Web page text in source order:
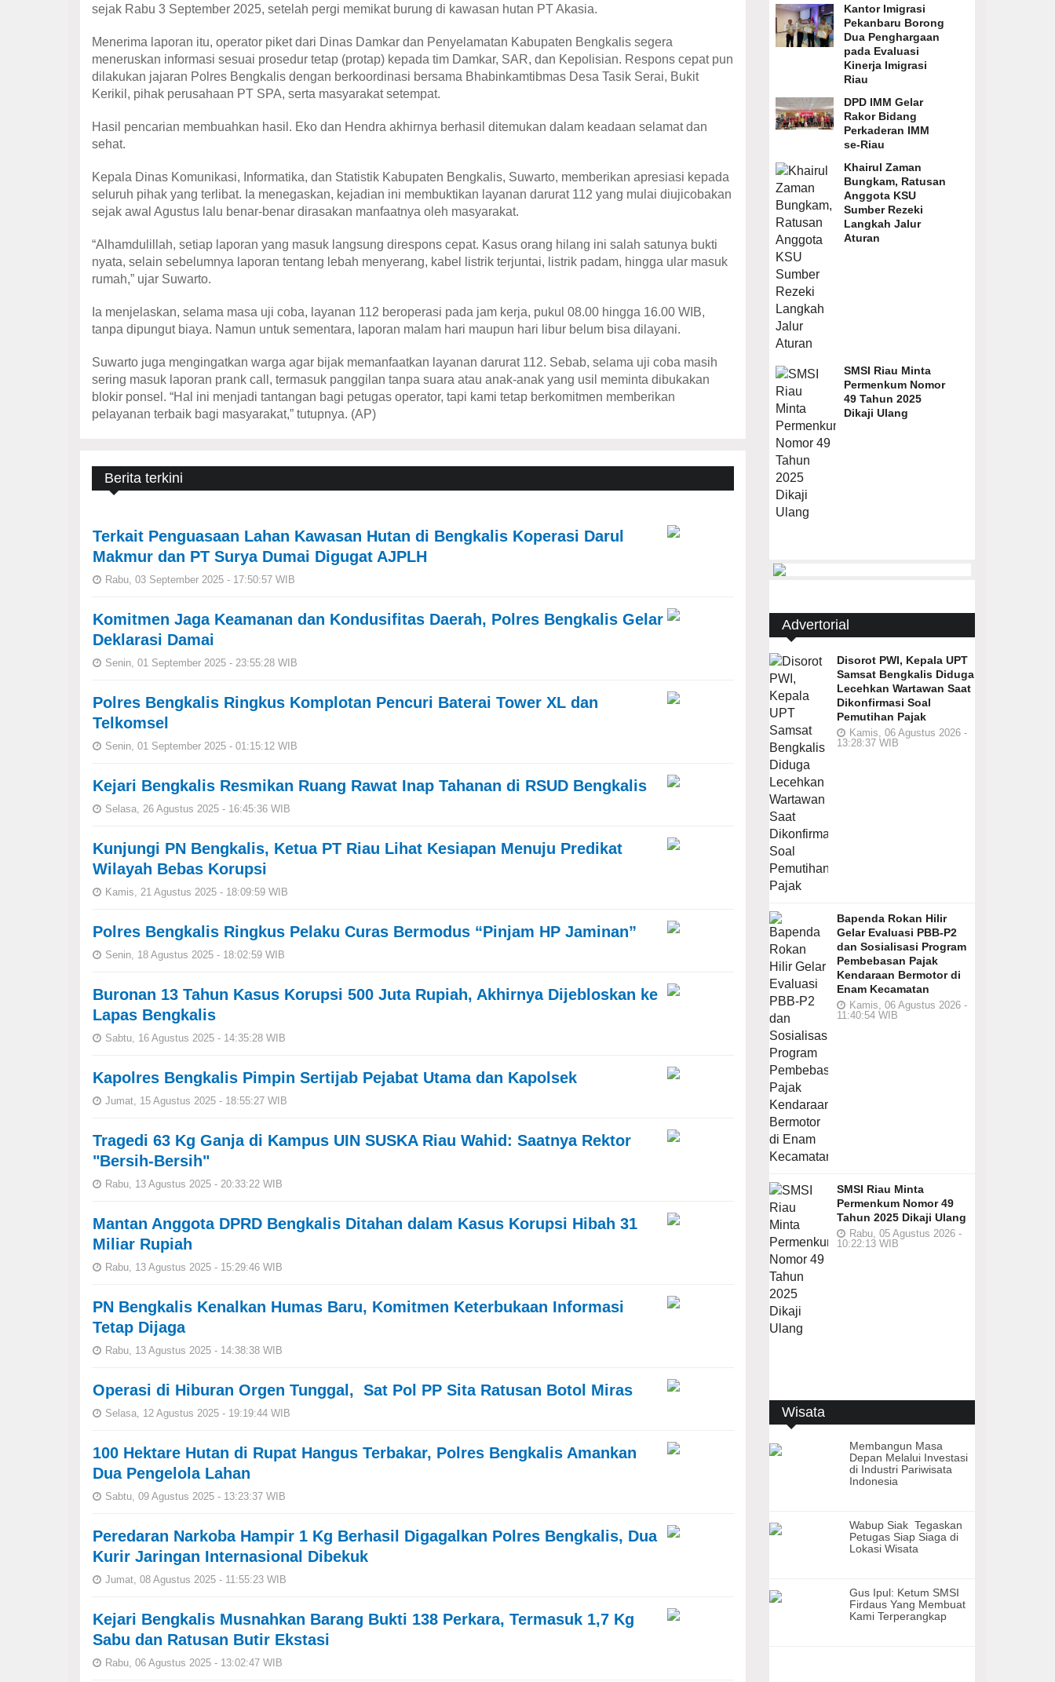
sejak Rabu 3 September 2025, setelah pergi memikat burung di kawasan hutan PT Akasia.
Menerima laporan itu, operator piket dari Dinas Damkar dan Penyelamatan Kabupaten Bengkalis segera
meneruskan informasi sesuai prosedur tetap (protap) kepada tim Damkar, SAR, dan Kepolisian. Respons cepat pun
dilakukan jajaran Polres Bengkalis dengan berkoordinasi bersama Bhabinkamtibmas Desa Tasik Serai, Bukit
Kerikil, pihak perusahaan PT SPA, serta masyarakat setempat.
Hasil pencarian membuahkan hasil. Eko dan Hendra akhirnya berhasil ditemukan dalam keadaan selamat dan
sehat.
Kepala Dinas Komunikasi, Informatika, dan Statistik Kabupaten Bengkalis, Suwarto, memberikan apresiasi kepada
seluruh pihak yang terlibat. Ia menegaskan, kejadian ini membuktikan layanan darurat 112 yang mulai diujicobakan
sejak awal Agustus lalu benar-benar dirasakan manfaatnya oleh masyarakat.
“Alhamdulillah, setiap laporan yang masuk langsung direspons cepat. Kasus orang hilang ini salah satunya bukti
nyata, selain sebelumnya laporan tentang lebah menyerang, kabel listrik terjuntai, listrik padam, hingga ular masuk
rumah,” ujar Suwarto.
Ia menjelaskan, selama masa uji coba, layanan 112 beroperasi pada jam kerja, pukul 08.00 hingga 16.00 WIB,
tanpa dipungut biaya. Namun untuk sementara, laporan malam hari maupun hari libur belum bisa dilayani.
Suwarto juga mengingatkan warga agar bijak memanfaatkan layanan darurat 112. Sebab, selama uji coba masih
sering masuk laporan prank call, termasuk panggilan tanpa suara atau anak-anak yang usil meminta dibukakan
blokir ponsel. “Hal ini menjadi tantangan bagi petugas operator, tapi kami tetap berkomitmen memberikan
pelayanan terbaik bagi masyarakat,” tutupnya. (AP)
Berita terkini
Terkait Penguasaan Lahan Kawasan Hutan di Bengkalis Koperasi Darul
Makmur dan PT Surya Dumai Digugat AJPLH
Rabu, 03 September 2025 - 17:50:57 WIB
Komitmen Jaga Keamanan dan Kondusifitas Daerah, Polres Bengkalis Gelar
Deklarasi Damai
Senin, 01 September 2025 - 23:55:28 WIB
Polres Bengkalis Ringkus Komplotan Pencuri Baterai Tower XL dan
Telkomsel
Senin, 01 September 2025 - 01:15:12 WIB
Kejari Bengkalis Resmikan Ruang Rawat Inap Tahanan di RSUD Bengkalis
Selasa, 26 Agustus 2025 - 16:45:36 WIB
Kunjungi PN Bengkalis, Ketua PT Riau Lihat Kesiapan Menuju Predikat
Wilayah Bebas Korupsi
Kamis, 21 Agustus 2025 - 18:09:59 WIB
Polres Bengkalis Ringkus Pelaku Curas Bermodus “Pinjam HP Jaminan”
Senin, 18 Agustus 2025 - 18:02:59 WIB
Buronan 13 Tahun Kasus Korupsi 500 Juta Rupiah, Akhirnya Dijebloskan ke
Lapas Bengkalis
Sabtu, 16 Agustus 2025 - 14:35:28 WIB
Kapolres Bengkalis Pimpin Sertijab Pejabat Utama dan Kapolsek
Jumat, 15 Agustus 2025 - 18:55:27 WIB
Tragedi 63 Kg Ganja di Kampus UIN SUSKA Riau Wahid: Saatnya Rektor
"Bersih-Bersih"
Rabu, 13 Agustus 2025 - 20:33:22 WIB
Mantan Anggota DPRD Bengkalis Ditahan dalam Kasus Korupsi Hibah 31
Miliar Rupiah
Rabu, 13 Agustus 2025 - 15:29:46 WIB
PN Bengkalis Kenalkan Humas Baru, Komitmen Keterbukaan Informasi
Tetap Dijaga
Rabu, 13 Agustus 2025 - 14:38:38 WIB
Operasi di Hiburan Orgen Tunggal, Sat Pol PP Sita Ratusan Botol Miras
Selasa, 12 Agustus 2025 - 19:19:44 WIB
100 Hektare Hutan di Rupat Hangus Terbakar, Polres Bengkalis Amankan
Dua Pengelola Lahan
Sabtu, 09 Agustus 2025 - 13:23:37 WIB
Peredaran Narkoba Hampir 1 Kg Berhasil Digagalkan Polres Bengkalis, Dua
Kurir Jaringan Internasional Dibekuk
Jumat, 08 Agustus 2025 - 11:55:23 WIB
Kejari Bengkalis Musnahkan Barang Bukti 138 Perkara, Termasuk 1,7 Kg
Sabu dan Ratusan Butir Ekstasi
Rabu, 06 Agustus 2025 - 13:02:47 WIB
Kantor Imigrasi
Pekanbaru Borong
Dua Penghargaan
pada Evaluasi
Kinerja Imigrasi
Riau
DPD IMM Gelar
Rakor Bidang
Perkaderan IMM
se-Riau
Khairul Zaman
Bungkam, Ratusan
Anggota KSU
Sumber Rezeki
Langkah Jalur
Aturan
SMSI Riau Minta
Permenkum Nomor
49 Tahun 2025
Dikaji Ulang
Advertorial
Disorot PWI, Kepala UPT
Samsat Bengkalis Diduga
Lecehkan Wartawan Saat
Dikonfirmasi Soal
Pemutihan Pajak
Kamis, 06 Agustus 2026 -
13:28:37 WIB
Bapenda Rokan Hilir
Gelar Evaluasi PBB-P2
dan Sosialisasi Program
Pembebasan Pajak
Kendaraan Bermotor di
Enam Kecamatan
Kamis, 06 Agustus 2026 -
11:40:54 WIB
SMSI Riau Minta
Permenkum Nomor 49
Tahun 2025 Dikaji Ulang
Rabu, 05 Agustus 2026 -
10:22:13 WIB
Wisata
Membangun Masa
Depan Melalui Investasi
di Industri Pariwisata
Indonesia
Wabup Siak Tegaskan
Petugas Siap Siaga di
Lokasi Wisata
Gus Ipul: Ketum SMSI
Firdaus Yang Membuat
Kami Terperangkap